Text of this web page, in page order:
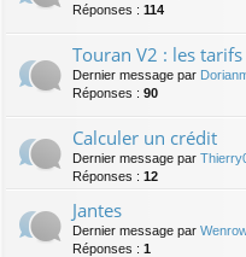
Réponses : 114
Touran V2 : les
Dernier message par
Réponses : 90
Calculer un crédit
Dernier message par
Réponses : 12
Jantes
Dernier message par
Réponses : 1